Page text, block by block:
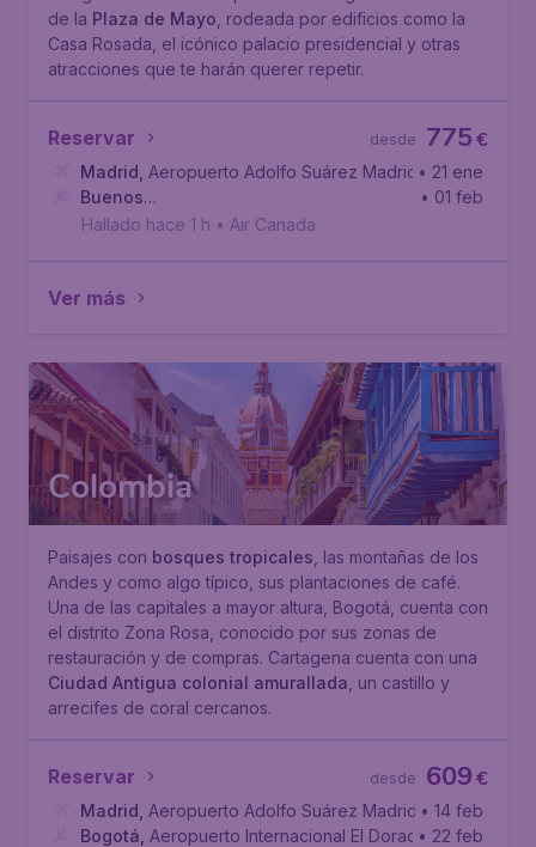
de la Plaza de Mayo , rodeada por edificios como la
Casa Rosada, el icónico palacio presidencial y otras
atracciones que te harán querer repetir.
Reservar €
775
desde
Madrid Aeropuerto Adolfo Suárez Madrid-Barajas
• 21 ene
Buenos
Aires, Aeropuerto Internacional Ministro Pistarini
• 01 feb
Hallado hace 1 h • Air Canada
Ver más
Colombia
Paisajes con bosques tropicales , las montañas de los
Andes y como algo típico, sus plantaciones de café.
Una de las capitales a mayor altura, Bogotá, cuenta con
el distrito Zona Rosa, conocido por sus zonas de
restauración y de compras. Cartagena cuenta con una
Ciudad Antigua colonial amurallada , un castillo y
arrecifes de coral cercanos.
Reservar €
609
desde
Madrid Aeropuerto Adolfo Suárez Madrid-Barajas
• 14 feb
Bogotá Aeropuerto Internacional El Dorado• 22 feb